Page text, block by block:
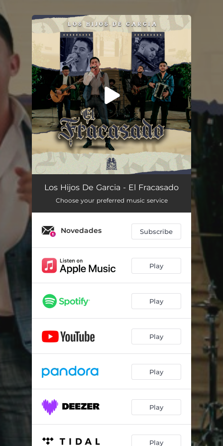
You're all set!
El Fracasado 02:45
Los Hijos De Garcia - El Fracasado
Choose your preferred music service
Novedades Subscribe
Play
Play
Play
Play
Play
Play